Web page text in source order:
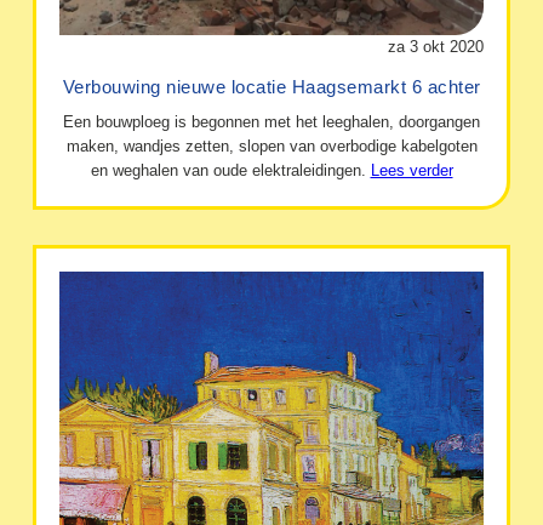
za 3 okt 2020
Verbouwing nieuwe locatie Haagsemarkt 6 achter
Een bouwploeg is begonnen met het leeghalen, doorgangen
maken, wandjes zetten, slopen van overbodige kabelgoten
en weghalen van oude elektraleidingen. Lees verder